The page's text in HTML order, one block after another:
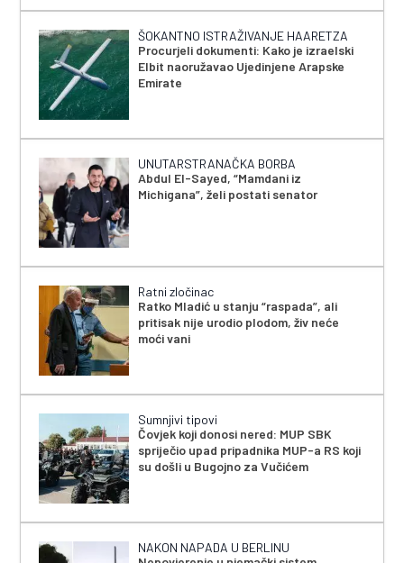
ŠOKANTNO ISTRAŽIVANJE HAARETZA
Procurjeli dokumenti: Kako je izraelski
Elbit naoružavao Ujedinjene Arapske
Emirate
UNUTARSTRANAČKA BORBA
Abdul El-Sayed, “Mamdani iz
Michigana”, želi postati senator
Ratni zločinac
Ratko Mladić u stanju “raspada”, ali
pritisak nije urodio plodom, živ neće
moći vani
Sumnjivi tipovi
Čovjek koji donosi nered: MUP SBK
spriječio upad pripadnika MUP-a RS koji
su došli u Bugojno za Vučićem
NAKON NAPADA U BERLINU